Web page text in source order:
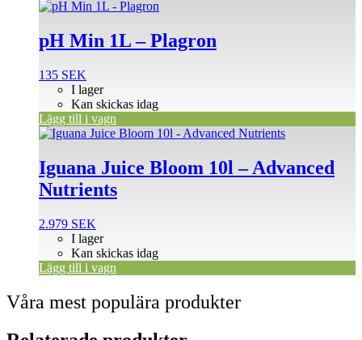
pH Min 1L – Plagron
135 SEK
I lager
Kan skickas idag
Lägg till i vagn
Iguana Juice Bloom 10l – Advanced
Nutrients
2.979 SEK
I lager
Kan skickas idag
Lägg till i vagn
Våra mest populära produkter